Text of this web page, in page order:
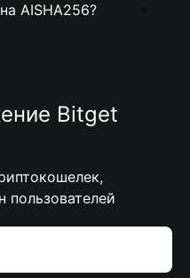
AISHA256?
Bitget